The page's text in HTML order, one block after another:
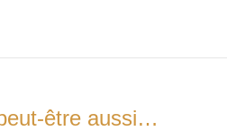
être aussi…